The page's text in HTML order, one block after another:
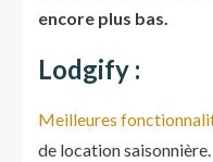
encore plus bas.
Lodgify :
Meilleures
de location saisonnière.